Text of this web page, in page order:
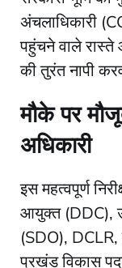
अंचलाधिकारी
पहुंचने वाले
की तुरंत नापी
मौके पर
अधिकारी
​इस महत्वपूर्ण
आयुक्त (DDC),
(SDO), DCLR,
प्रखंड विकास